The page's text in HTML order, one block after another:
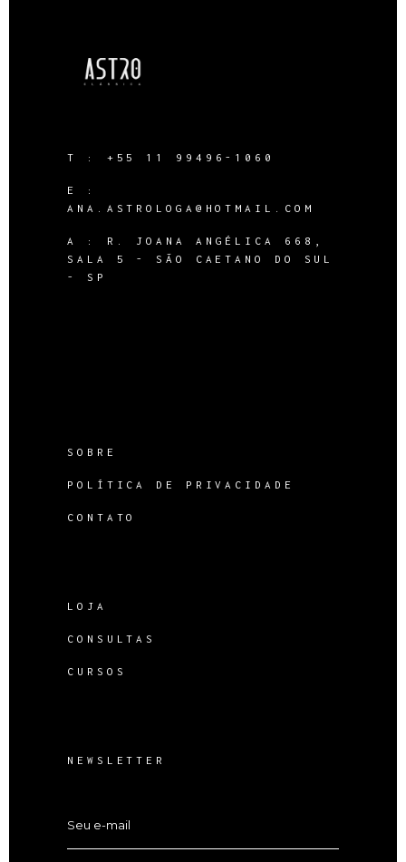
T : +55 11 99496-1060
E :
ANA.ASTROLOGA@HOTMAIL.COM
A :
R. JOANA ANGÉLICA 668,
SALA 5 - SÃO CAETANO DO SUL
- SP
SOBRE
POLÍTICA DE PRIVACIDADE
CONTATO
LOJA
CONSULTAS
CURSOS
NEWSLETTER